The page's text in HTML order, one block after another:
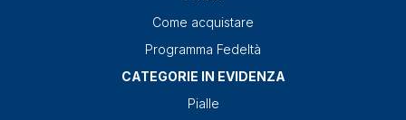
Come acquistare
Programma Fedeltà
CATEGORIE IN EVIDENZA
Pialle